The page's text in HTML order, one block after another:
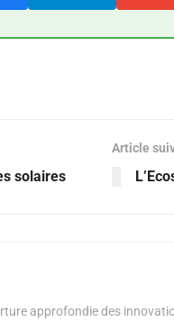
solaires
Article
approfondie des